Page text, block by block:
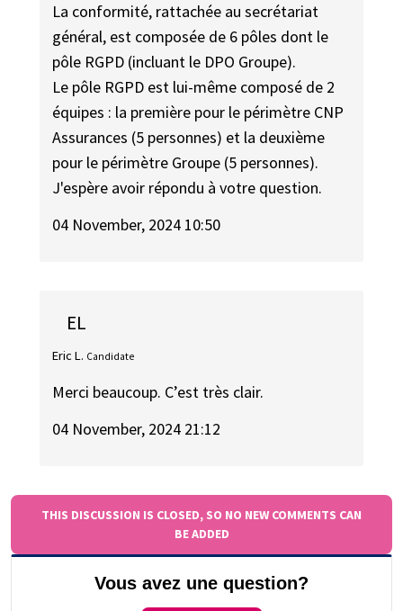
La conformité, rattachée au secrétariat
général, est composée de 6 pôles dont le
pôle RGPD (incluant le DPO Groupe).
Le pôle RGPD est lui-même composé de 2
équipes : la première pour le périmètre CNP
Assurances (5 personnes) et la deuxième
pour le périmètre Groupe (5 personnes).
J'espère avoir répondu à votre question.
04 November, 2024 10:50
EL
Eric L. Candidate
Merci beaucoup. C’est très clair.
04 November, 2024 21:12
THIS DISCUSSION IS CLOSED, SO NO NEW COMMENTS CAN
BE ADDED
Vous avez une question?